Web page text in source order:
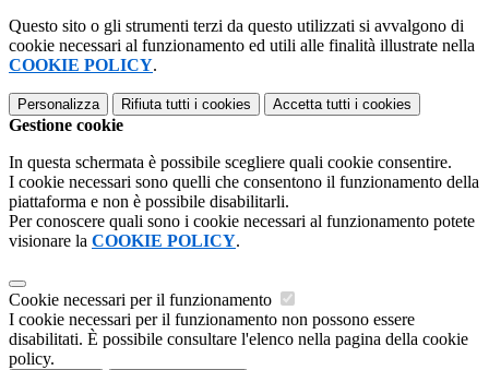
Questo sito o gli strumenti terzi da questo utilizzati si avvalgono di
cookie necessari al funzionamento ed utili alle finalità illustrate nella
COOKIE POLICY.
Personalizza Rifiuta tutti i cookies Accetta tutti i cookies
Gestione cookie
In questa schermata è possibile scegliere quali cookie consentire.
I cookie necessari sono quelli che consentono il funzionamento della
piattaforma e non è possibile disabilitarli.
Per conoscere quali sono i cookie necessari al funzionamento potete
visionare la COOKIE POLICY.
Cookie necessari per il funzionamento
I cookie necessari per il funzionamento non possono essere
disabilitati. È possibile consultare l'elenco nella pagina della cookie
policy.